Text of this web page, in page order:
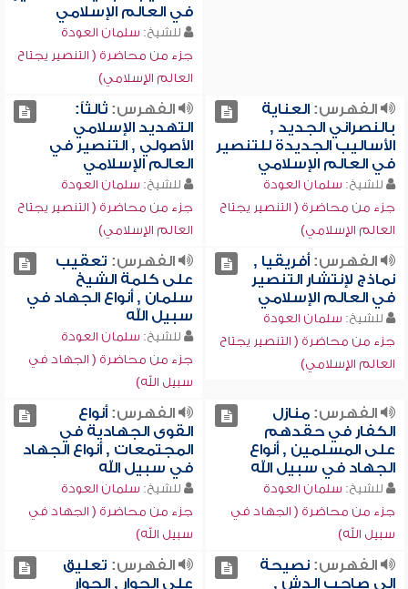
في العالم الإسلامي
للشيخ: سلمان العودة
جزء من محاضرة ( التنصير يجتاح
العالم الإسلامي)
الفهرس:العناية
بالنصراني الجديد ,
الأساليب الجديدة للتنصير
في العالم الإسلامي
للشيخ: سلمان العودة
جزء من محاضرة ( التنصير يجتاح
العالم الإسلامي)
الفهرس:ثالثاً:
التهديد الإسلامي
الأصولي , التنصير في
العالم الإسلامي
للشيخ: سلمان العودة
جزء من محاضرة ( التنصير يجتاح
العالم الإسلامي)
الفهرس:أفريقيا ,
نماذج لإنتشار التنصير
في العالم الإسلامي
للشيخ: سلمان العودة
جزء من محاضرة ( التنصير يجتاح
العالم الإسلامي)
الفهرس: تعقيب
على كلمة الشيخ
سلمان , أنواع الجهاد في
سبيل الله
للشيخ: سلمان العودة
جزء من محاضرة ( الجهاد في
سبيل الله)
الفهرس:منازل
الكفار في حقدهم
على المسلمين , أنواع
الجهاد في سبيل الله
للشيخ: سلمان العودة
جزء من محاضرة ( الجهاد في
سبيل الله)
الفهرس:أنواع
القوى الجهادية في
المجتمعات , أنواع الجهاد
في سبيل الله
للشيخ: سلمان العودة
جزء من محاضرة ( الجهاد في
سبيل الله)
الفهرس:نصيحة
إلى صاحب الدش ,
الفهرس: تعليق
على الحوار , الحوار